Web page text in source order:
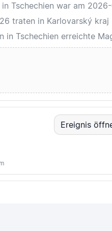
Tschechien war am
traten in Karlovarský
in Tschechien erreichte
Ereignis